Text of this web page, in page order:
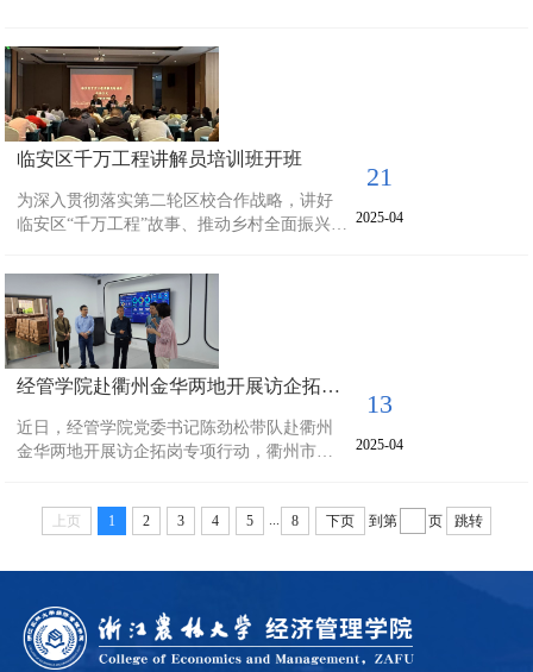
有效推动党建与...
和相关经营相关法律政策等相关内容的专题讲座。这是我院首
次以课程组为单位团队化为乡村经营培训提供服务，彰显我院
在该领域的影响。该培训班由建德市委组织部、长三角乡村运
营（建德）创新中心等...
临安区千万工程讲解员培训班开班
为深入贯彻落实第二轮区校合作战略，讲好
临安区“千万工程”故事、推动乡村全面振兴贡
室承办的临安区千万工程讲解员农村实用人
才培训班顺利开班。本次培训班共三天，来
自全区村社宣讲员、涉农主体农文旅发展人
员和对讲解工作感兴趣并希望提升自己讲解
能力的人士参加培训。培训班邀请到演讲、
礼仪等方面的专家进行授课，培训班主要包
括五个方面的内容：一是讲解作品导论和文
稿撰写技巧；...
21
2025-04
经管学院赴衢州金华两地开展访企拓岗专项行动
近日，经管学院党委书记陈劲松带队赴衢州
金华两地开展访企拓岗专项行动，衢州市供
剑等两地相关部门及企业负责人陪同调研。
在佳沃精密智造有限公司总经理刘凯及人力
生产加工车间及产品展示厅，参观过程中，
刘凯详细介绍了公司的发展历程、主营业
务、拳头主打产品及...
13
2025-04
上页 1 2 3 4 5 8 下页 到第 页 跳转